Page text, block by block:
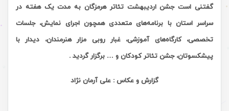
گفتنی است جشن اردیبهشت تئاتر هرمزگان به مدت یک هفته در
سراسر استان با برنامه‌های متعددی همچون اجرای نمایش، جلسات
تخصصی، کارگاه‌های آموزشی، غبار روبی مزار هنرمندان، دیدار با
پیشکسوتان،‌ جشن تئاتر کودکان و … برگزار گردید .
گزارش و عکاس : علی آرمان نژاد